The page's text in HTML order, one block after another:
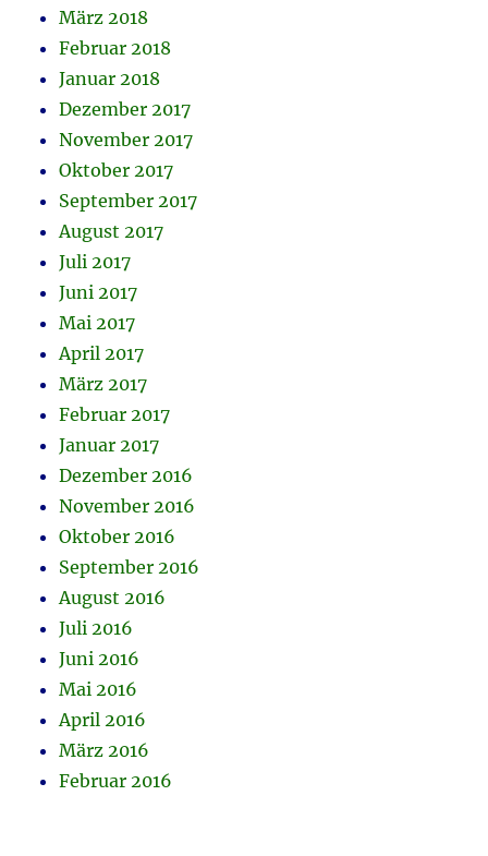
März 2018
Februar 2018
Januar 2018
Dezember 2017
November 2017
Oktober 2017
September 2017
August 2017
Juli 2017
Juni 2017
Mai 2017
April 2017
März 2017
Februar 2017
Januar 2017
Dezember 2016
November 2016
Oktober 2016
September 2016
August 2016
Juli 2016
Juni 2016
Mai 2016
April 2016
März 2016
Februar 2016